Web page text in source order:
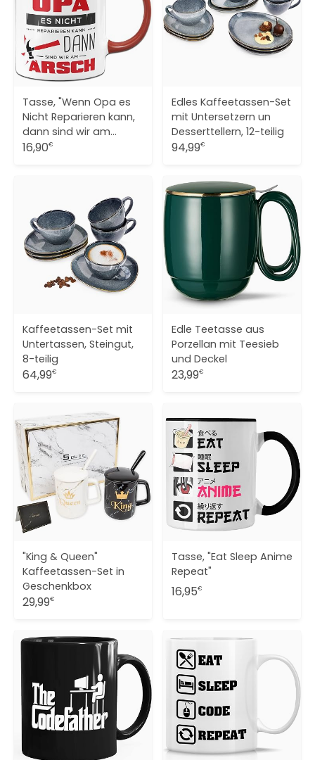
Tasse, "Wenn Opa es
Nicht Reparieren kann,
dann sind wir am
Arsch."
16,90€
Edles Kaffeetassen-Set
mit Untersetzern un
Desserttellern, 12-teilig
94,99€
Kaffeetassen-Set mit
Untertassen, Steingut,
8-teilig
64,99€
Edle Teetasse aus
Porzellan mit Teesieb
und Deckel
23,99€
"King & Queen"
Kaffeetassen-Set in
Geschenkbox
29,99€
Tasse, "Eat Sleep Anime
Repeat"
16,95€